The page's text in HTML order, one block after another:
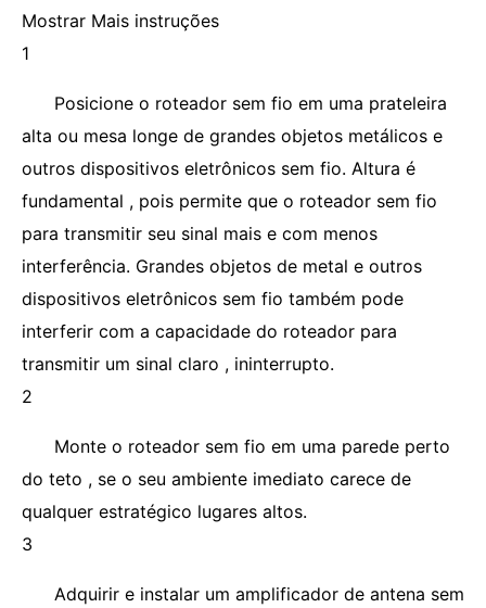
Mostrar Mais instruções
1
Posicione o roteador sem fio em uma prateleira
alta ou mesa longe de grandes objetos metálicos e
outros dispositivos eletrônicos sem fio. Altura é
fundamental , pois permite que o roteador sem fio
para transmitir seu sinal mais e com menos
interferência. Grandes objetos de metal e outros
dispositivos eletrônicos sem fio também pode
interferir com a capacidade do roteador para
transmitir um sinal claro , ininterrupto.
2
Monte o roteador sem fio em uma parede perto
do teto , se o seu ambiente imediato carece de
qualquer estratégico lugares altos.
3
Adquirir e instalar um amplificador de antena sem